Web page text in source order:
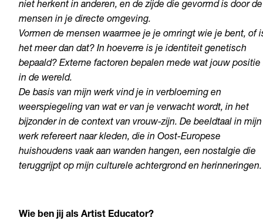
niet herkent in anderen, en de zijde die gevormd is door de
mensen in je directe omgeving.
Vormen de mensen waarmee je je omringt wie je bent, of
het meer dan dat? In hoeverre is je identiteit genetisch
bepaald? Externe factoren bepalen mede wat jouw positie
in de wereld.
De basis van mijn werk vind je in verbloeming en
weerspiegeling van wat er van je verwacht wordt, in het
bijzonder in de context van vrouw-zijn. De beeldtaal in mijn
werk refereert naar kleden, die in Oost-Europese
huishoudens vaak aan wanden hangen, een nostalgie die
teruggrijpt op mijn culturele achtergrond en herinneringen.
Wie ben jij als Artist Educator?